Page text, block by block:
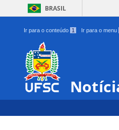
BRASIL
Ir para o conteúdo 1 Ir para o menu